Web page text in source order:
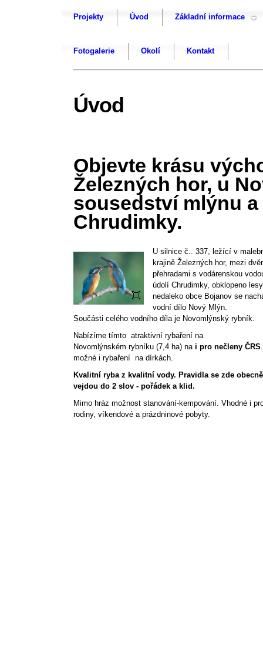
Projekty Úvod Základní informace
Fotogalerie Okolí Kontakt
Úvod
Objevte krásu
Železných hor, u
sousedství mlýnu
Chrudimky.
U silnice č.. 337, ležící v
krajině Železných hor, mezi
přehradami s vodárenskou
údolí Chrudimky, obklopeno
nedaleko obce Bojanov se
vodní dílo Nový Mlýn.
Součásti celého vodního díla je Novomlýnský rybník.
Nabízíme tímto atraktivní rybaření na
Novomlýnském rybníku (7,4 ha) na i pro nečleny ČRS
možné i rybaření na dírkách.
Kvalitní ryba z kvalitní vody. Pravidla se zde obecně
vejdou do 2 slov - pořádek a klid.
Mimo hráz možnost stanování-kempování. Vhodné i
rodiny, víkendové a prázdninové pobyty.